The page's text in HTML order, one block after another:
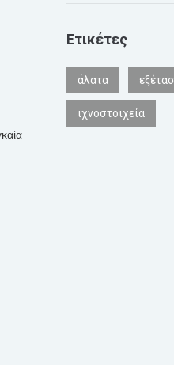
Ετικέτες
άλατα
ιχνοστοιχεία